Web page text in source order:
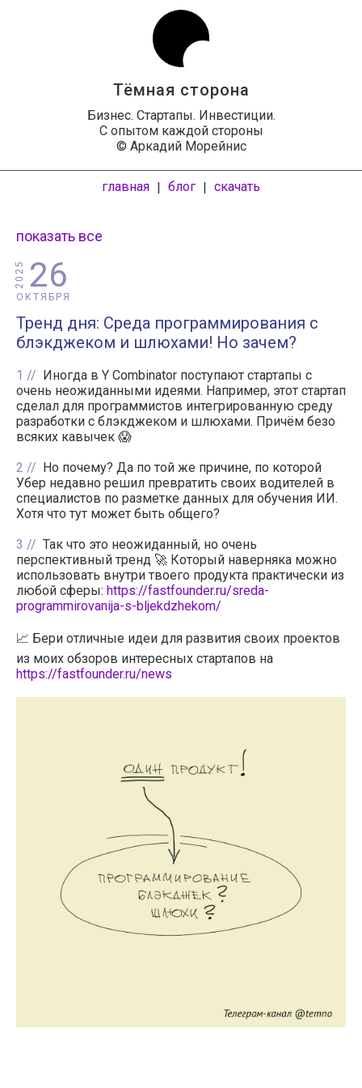
Тёмная сторона
Бизнес. Стартапы. Инвестиции.
С опытом каждой стороны
© Аркадий Морейнис
главная | блог | скачать
показать все
26
ОКТЯБРЯ
2025
Тренд дня: Среда программирования с
блэкджеком и шлюхами! Но зачем?
1
Иногда в Y Combinator поступают стартапы с
очень неожиданными идеями. Например, этот стартап
сделал для программистов интегрированную среду
разработки с блэкджеком и шлюхами. Причём безо
всяких кавычек 😱
2
Но почему? Да по той же причине, по которой
Убер недавно решил превратить своих водителей в
специалистов по разметке данных для обучения ИИ.
Хотя что тут может быть общего?
3
Так что это неожиданный, но очень
перспективный тренд 🚀 Который наверняка можно
использовать внутри твоего продукта практически из
любой сферы: https://fastfounder.ru/sreda-
programmirovanija-s-bljekdzhekom/
📈 Бери отличные идеи для развития своих проектов
из моих обзоров интересных стартапов на
https://fastfounder.ru/news